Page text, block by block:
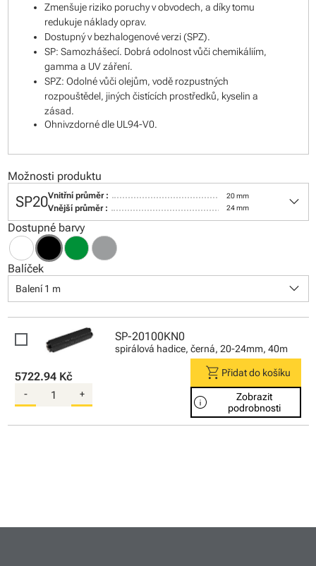
Zmenšuje riziko poruchy v obvodech, a díky tomu
redukuje náklady oprav.
Dostupný v bezhalogenové verzi (SPZ).
SP: Samozhášecí. Dobrá odolnost vůči chemikáliím,
gamma a UV záření.
SPZ: Odolné vůči olejům, vodě rozpustných
rozpouštědel, jiných čistících prostředků, kyselin a
zásad.
Ohnivzdorné dle UL94-V0.
Možnosti produktu
SP20Vnitřní průměr : 20 mm
Vnější průměr : 24 mm keyboard_arrow_down
Dostupné barvy
Balíček
Balení 1 m keyboard_arrow_down
SP-20100KN0
spirálová hadice, černá, 20-24mm, 40m
5722.94 Kč
- +
shopping_cart Přidat do košíku
info
Zobrazit
podrobnosti